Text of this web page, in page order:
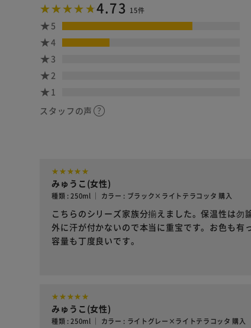
4.73 15件
5
4
3
2
1
スタッフの声
みゅうこ(女性)
種類 : 250ml ｜ カラー : ブラック×ライトテラコッタ 購入
こちらのシリーズ家族分揃えました。保温性は
外に汗が付かないので本当に重宝です。お色も
容量も丁度良いです。
みゅうこ(女性)
種類 : 250ml ｜ カラー : ライトグレー×ライトテラコッタ 購入